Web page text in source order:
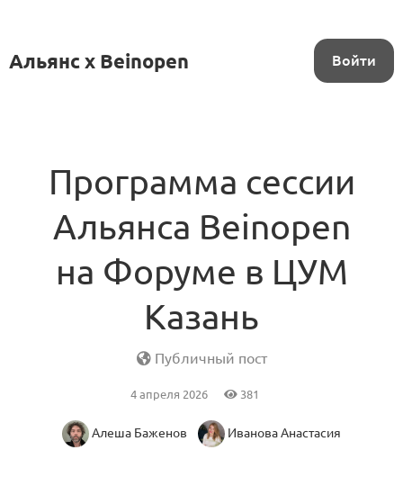
Альянс x Beinopen Войти
Программа сессии
Альянса Beinopen
на Форуме в ЦУМ
Казань
Публичный пост
4 апреля 2026 381
Алеша Баженов Иванова Анастасия